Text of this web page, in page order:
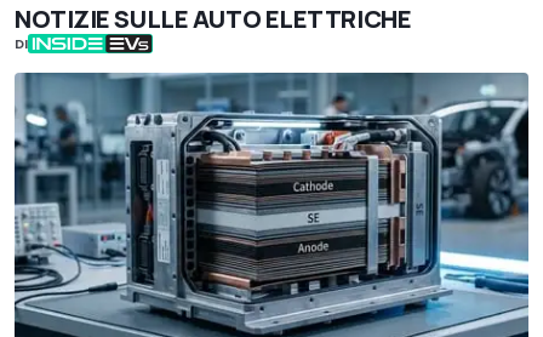
NOTIZIE SULLE AUTO ELETTRICHE
DI